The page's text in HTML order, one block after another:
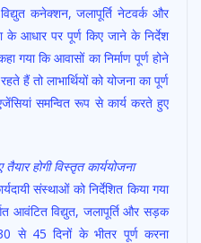
कनेक्शन, जलापूर्ति नेटवर्क और
के आधार पर पूर्ण किए जाने के निर्देश
गया कि आवासों का निर्माण पूर्ण होने
हैं तो लाभार्थियों को योजना का पूर्ण
समन्वित रूप से कार्य करते हुए
होगी विस्तृत कार्ययोजना
संस्थाओं को निर्देशित किया गया
आवंटित विद्युत, जलापूर्ति और सड़क
से 45 दिनों के भीतर पूर्ण करना